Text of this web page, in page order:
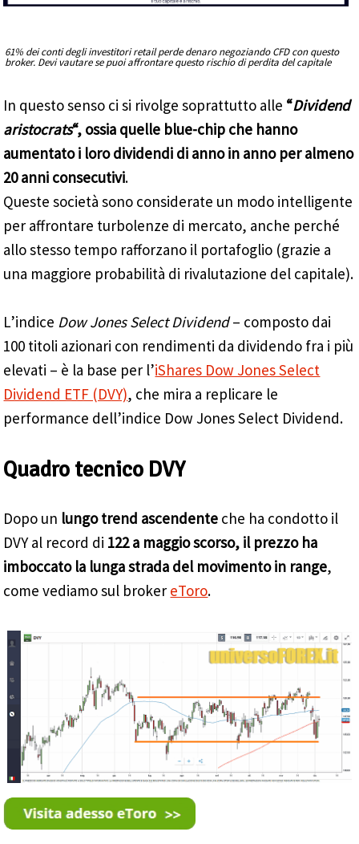
61% dei conti degli investitori retail perde denaro negoziando CFD con questo
broker. Devi vautare se puoi affrontare questo rischio di perdita del capitale
In questo senso ci si rivolge soprattutto alle “Dividend
aristocrats“, ossia quelle blue-chip che hanno
aumentato i loro dividendi di anno in anno per almeno
20 anni consecutivi.
Queste società sono considerate un ​​modo intelligente
per affrontare turbolenze di mercato, anche perché
allo stesso tempo rafforzano il portafoglio (grazie a
una maggiore probabilità di rivalutazione del capitale).
L’indice Dow Jones Select Dividend– composto dai
100 titoli azionari con rendimenti da dividendo fra i più
elevati – è la base per l’iShares Dow Jones Select
Dividend ETF (DVY), che mira a replicare le
performance dell’indice Dow Jones Select Dividend.
Quadro tecnico DVY
Dopo un lungo trend ascendente che ha condotto il
DVY al record di 122 a maggio scorso, il prezzo ha
imboccato la lunga strada del movimento in range,
come vediamo sul broker eToro.